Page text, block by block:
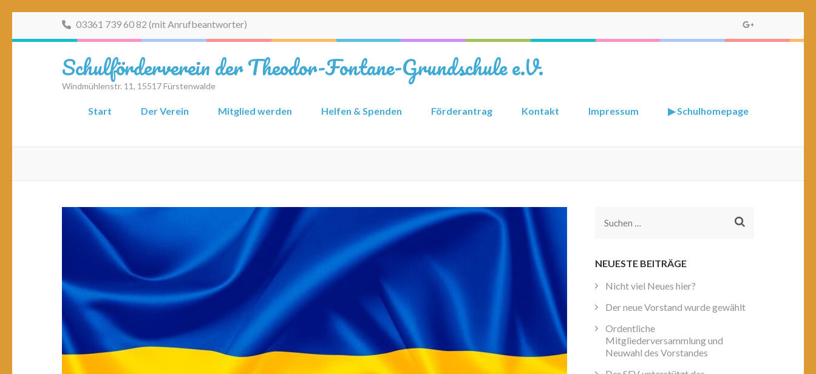
(Eingabetaste
03361 739 60 82 (mit Anrufbeantworter)
Schulförderverein der Theodor-Fontane-Grundschule e.V.
Windmühlenstr. 11, 15517 Fürstenwalde
Start Der Verein Mitglied werden Helfen & Spenden Förderantrag Kontakt Impressum ▶ Schulhomepage
Suchen
NEUESTE BEITRÄGE
Nicht viel Neues hier?
Der neue Vorstand wurde gewählt
Ordentliche
Mitgliederversammlung und
Neuwahl des Vorstandes